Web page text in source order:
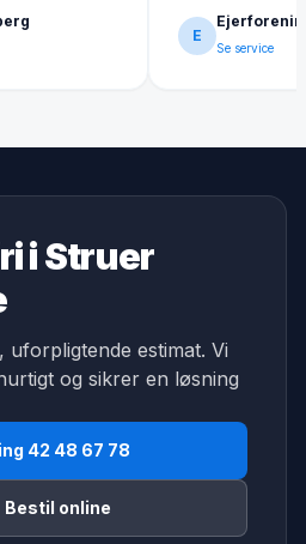
E
Se service
i Struer
uforpligtende estimat. Vi
og sikrer en løsning
42 48 67 78
Bestil online